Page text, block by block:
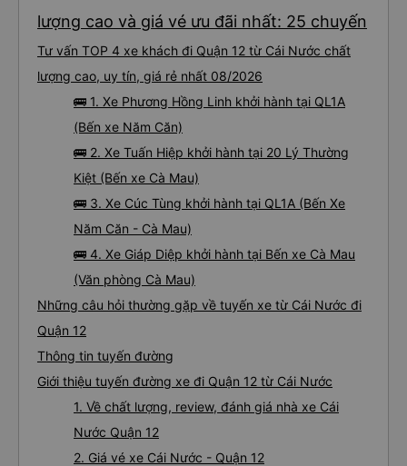
nếu không có tài xế... Cảm ơn các bạn rất nhiều.
lượng cao và giá vé ưu đãi nhất: 25 chuyến
Tư vấn TOP 4 xe khách đi Quận 12 từ Cái Nước chất
lượng cao, uy tín, giá rẻ nhất 08/2026
🚌 1. Xe Phương Hồng Linh khởi hành tại QL1A
(Bến xe Năm Căn)
🚌 2. Xe Tuấn Hiệp khởi hành tại 20 Lý Thường
Kiệt (Bến xe Cà Mau)
🚌 3. Xe Cúc Tùng khởi hành tại QL1A (Bến Xe
Năm Căn - Cà Mau)
🚌 4. Xe Giáp Diệp khởi hành tại Bến xe Cà Mau
(Văn phòng Cà Mau)
Những câu hỏi thường gặp về tuyến xe từ Cái Nước đi
Quận 12
Thông tin tuyến đường
Giới thiệu tuyến đường xe đi Quận 12 từ Cái Nước
1. Về chất lượng, review, đánh giá nhà xe Cái
Nước Quận 12
2. Giá vé xe Cái Nước - Quận 12